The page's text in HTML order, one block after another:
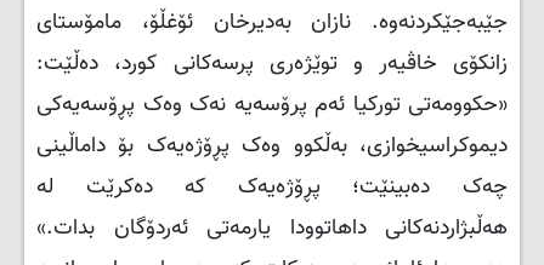
جێبەجێکردنەوە. نازان بەدیرخان ئۆغڵۆ، مامۆستای
زانکۆی خاڤیەر و توێژەری پرسەکانی کورد، دەڵێت:
«حکوومەتی تورکیا ئەم پرۆسەیە نەک وەک پڕۆسەیەکی
دیموکراسیخوازی، بەڵکوو وەک پڕۆژەیەک بۆ داماڵینی
چەک دەبینێت؛ پڕۆژەیەک کە دەکرێت لە
هەڵبژاردنەکانی داهاتوودا یارمەتی ئەردۆگان بدات.»